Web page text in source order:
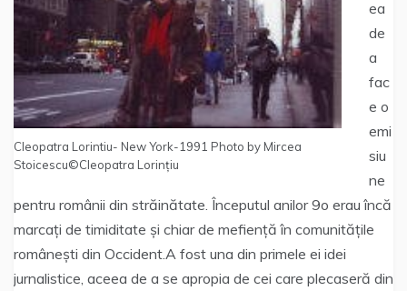
Cleopatra Lorintiu- New York-1991 Photo by Mircea
Stoicescu©Cleopatra Lorințiu
ea
de
a
fac
e o
emi
siu
ne
pentru românii din străinătate. Începutul anilor 9o erau încă
marcați de timiditate și chiar de mefiență în comunitățile
românești din Occident.A fost una din primele ei idei
jurnalistice, aceea de a se apropia de cei care plecaseră din